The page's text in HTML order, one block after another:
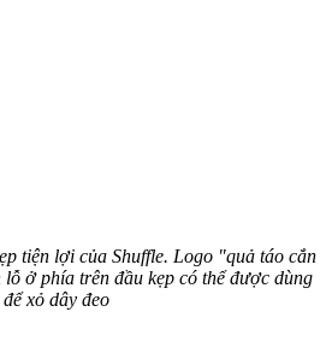
tiện lợi của Shuffle. Logo "quả táo cắn
ở phía trên đầu kẹp có thể được dùng
để xỏ dây đeo